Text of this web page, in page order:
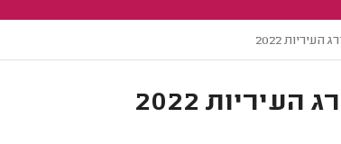
העיריות 2022
העיריות 2022